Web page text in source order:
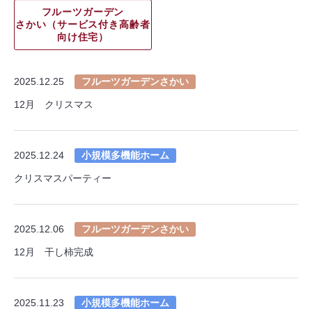
フルーツガーデン
さかい（サービス付き高齢者
向け住宅）
2025.12.25 フルーツガーデンさかい
12月 クリスマス
2025.12.24 小規模多機能ホーム
クリスマスパーティー
2025.12.06 フルーツガーデンさかい
12月 干し柿完成
2025.11.23 小規模多機能ホーム